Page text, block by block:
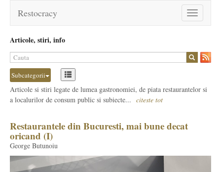
Toggle
navigation
Restocracy
Articole, stiri, info
Subcategorii
Articole si stiri legate de lumea gastronomiei, de piata restaurantelor si
a localurilor de consum public si subiecte... citeste tot
Restaurantele din Bucuresti, mai bune decat
oricand (I)
George Butunoiu